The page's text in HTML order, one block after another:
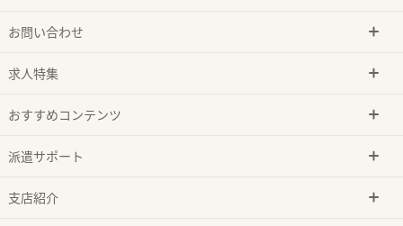
お問い合わせ
求人特集
おすすめコンテンツ
派遣サポート
支店紹介